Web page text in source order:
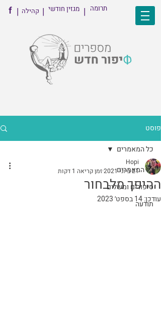
|
f קהילה | | מגזין חודשי תרומה
פוסט
כל המאמרים
סיפורים ומשלים
תודעה
כל המאמרים
ההיפך מלבחור
Hopi
21 ביוני 2021
זמן קריאה 1 דקות
עודכן:14 בספט׳ 2023